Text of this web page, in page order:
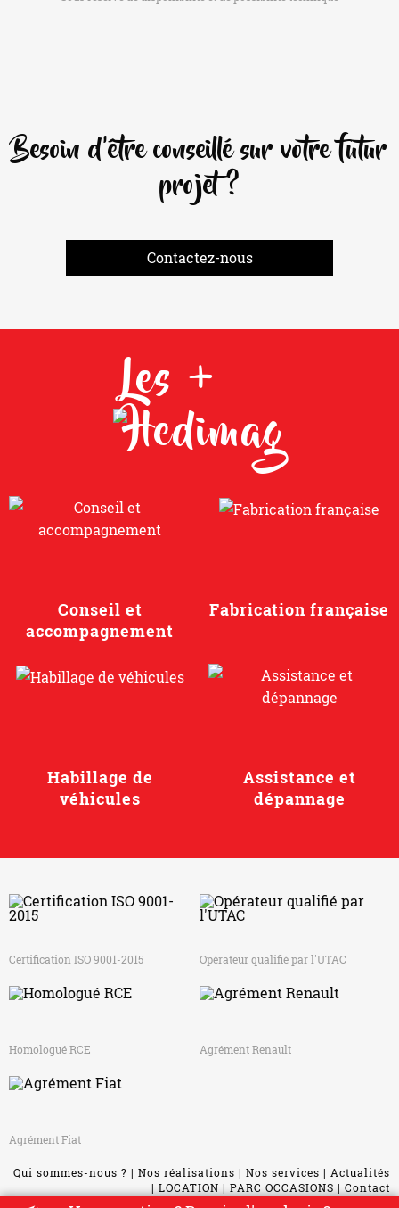
Besoin d'être conseillé sur votre futur
projet ?
Contactez-nous
Les +
Conseil et
accompagnement
Fabrication française
Habillage de
véhicules
Assistance et
dépannage
Certification ISO 9001-2015 Opérateur qualifié par l'UTAC
Homologué RCE Agrément Renault
Agrément Fiat
Qui sommes-nous ? Nos réalisations Nos services
Actualités
LOCATION
PARC OCCASIONS
Contact